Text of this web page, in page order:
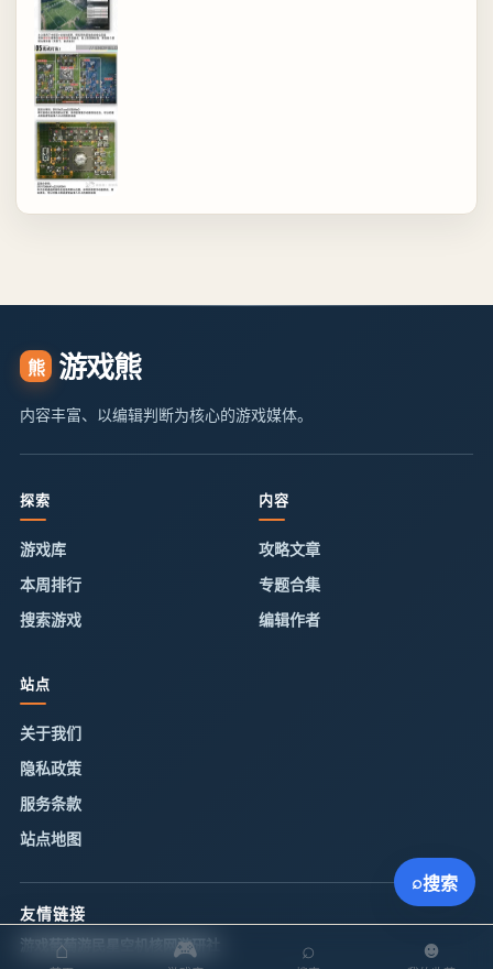
熊 游戏熊
内容丰富、以编辑判断为核心的游戏媒体。
探索
游戏库
本周排行
搜索游戏
内容
攻略文章
专题合集
编辑作者
站点
关于我们
隐私政策
服务条款
站点地图
友情链接
游戏葡萄 机核网游研社
⌂ 🎮 ⌕ ☻
⌕搜索